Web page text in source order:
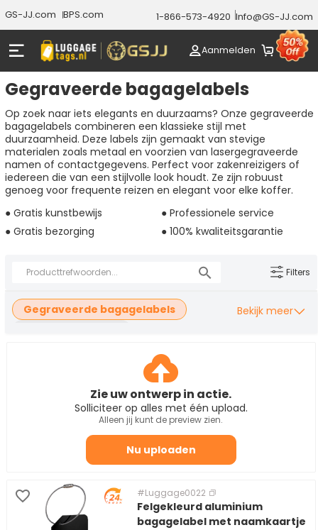
GS-JJ.com BPS.com 1-866-573-4920 Info@GS-JJ.com
Aanmelden
Gegraveerde bagagelabels
Op zoek naar iets elegants en duurzaams? Onze gegraveerde
bagagelabels combineren een klassieke stijl met
duurzaamheid. Deze labels zijn gemaakt van stevige
materialen zoals metaal en voorzien van lasergegraveerde
namen of contactgegevens. Perfect voor zakenreizigers of
iedereen die van een stijlvolle look houdt. Ze zijn robuust
genoeg voor frequente reizen en elegant voor elke koffer.
● Gratis kunstbewijs
● Professionele service
● Gratis bezorging
● 100% kwaliteitsgarantie
Filters
Gegraveerde bagagelabels
Bagagelabels van metaal en aluminium
Bagagelabels van plastic en PVC
Houten bagagelabels
Siliconen bagagelabels
Geborduurde bagagelabels
Lege bagagelabels
Paspoorthouders
Bekijk meer
Zie uw ontwerp in actie.
Solliciteer op alles met één upload.
Alleen jij kunt de preview zien.
Nu uploaden
#Luggage0022
Felgekleurd aluminium
bagagelabel met naamkaartje